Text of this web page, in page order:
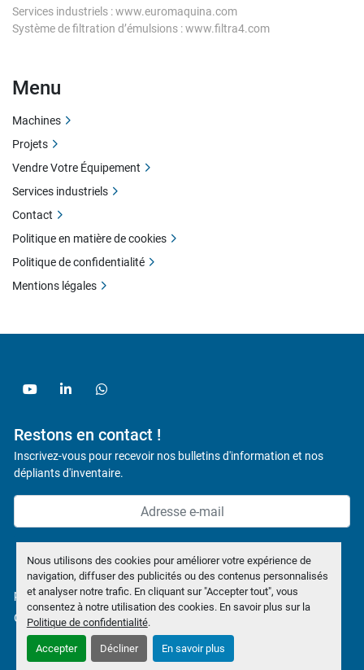
Nous utilisons des cookies pour améliorer votre expérience de
navigation, diffuser des publicités ou des contenus personnalisés
et analyser notre trafic. En cliquant sur "Accepter tout", vous
consentez à notre utilisation des cookies. En savoir plus sur la
Politique de confidentialité.
Accepter Décliner En savoir plus
youtubelinkedinwhatsapp
Restons en contact !
Inscrivez-vous pour recevoir nos bulletins d'information et nos
dépliants d'inventaire.
politique de confidentialité
Gérez les cookies
Services industriels : www.euromaquina.com
Système de filtration d’émulsions : www.filtra4.com
Menu
Machines
Projets
Vendre Votre Équipement
Services industriels
Contact
Politique en matière de cookies
Politique de confidentialité
Mentions légales